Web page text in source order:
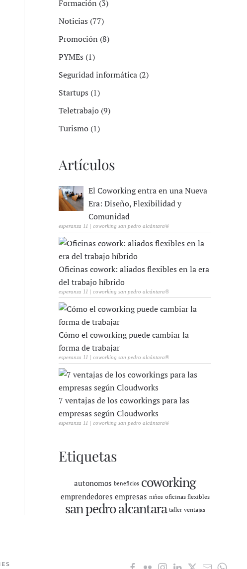
Formación (3)
Noticias (77)
Promoción (8)
PYMEs (1)
Seguridad informática (2)
Startups (1)
Teletrabajo (9)
Turismo (1)
Artículos
El Coworking entra en una Nueva
Era: Diseño, Flexibilidad y
Comunidad
esperanza 11 | coworking san pedro alcántara®
Oficinas cowork: aliados flexibles en la era
del trabajo híbrido
esperanza 11 | coworking san pedro alcántara®
Cómo el coworking puede cambiar la
forma de trabajar
esperanza 11 | coworking san pedro alcántara®
7 ventajas de los coworkings para las
empresas según Cloudworks
esperanza 11 | coworking san pedro alcántara®
Etiquetas
autonomos beneficios coworking
emprendedores empresas niños oficinas flexibles
san pedro alcantara taller ventajas